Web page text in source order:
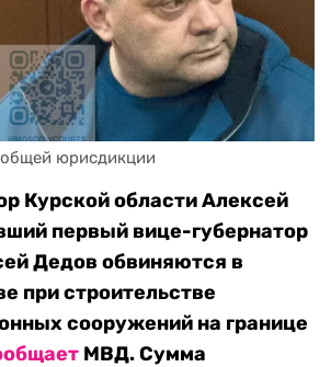
юрисдикции
Курской области Алексей
первый вице-губернатор
Дедов обвиняются в
при строительстве
сооружений на границе
МВД. Сумма